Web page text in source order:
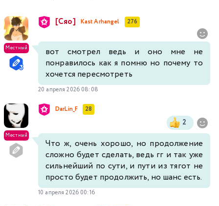
Местный
[Сяо] Kast Arhangel 276
вот смотрел ведь и оно мне не
понравилось как я помню но почему то
хочется пересмотреть
20 апреля 2026 08:08
Местный
DarLin_F 28
2
Что ж, очень хорошо, но продолжение
сложно будет сделать, ведь гг и так уже
сильнейший по сути, и пути из тягот не
просто будет продолжить, но шанс есть.
10 апреля 2026 00:16